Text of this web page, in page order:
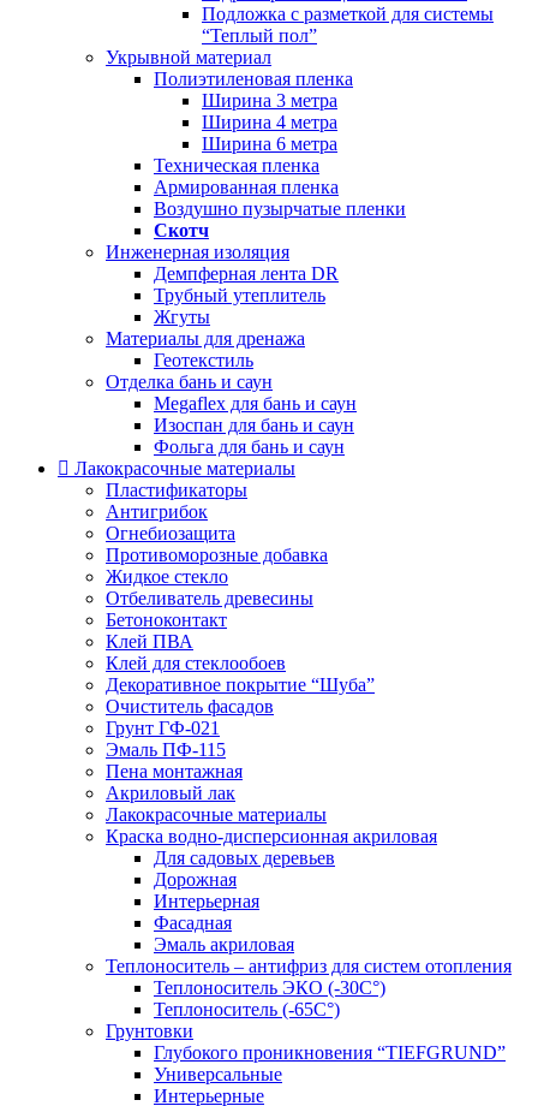
Подложка с разметкой для системы
“Теплый пол”
Укрывной материал
Полиэтиленовая пленка
Ширина 3 метра
Ширина 4 метра
Ширина 6 метра
Техническая пленка
Армированная пленка
Воздушно пузырчатые пленки
Скотч
Инженерная изоляция
Демпферная лента DR
Трубный утеплитель
Жгуты
Материалы для дренажа
Геотекстиль
Отделка бань и саун
Megaflex для бань и саун
Изоспан для бань и саун
Фольга для бань и саун
Лакокрасочные материалы
Пластификаторы
Антигрибок
Огнебиозащита
Противоморозные добавка
Жидкое стекло
Отбеливатель древесины
Бетоноконтакт
Клей ПВА
Клей для стеклообоев
Декоративное покрытие “Шуба”
Очиститель фасадов
Грунт ГФ-021
Эмаль ПФ-115
Пена монтажная
Акриловый лак
Лакокрасочные материалы
Краска водно-дисперсионная акриловая
Для садовых деревьев
Дорожная
Интерьерная
Фасадная
Эмаль акриловая
Теплоноситель – антифриз для систем отопления
Теплоноситель ЭКО (-30С°)
Теплоноситель (-65С°)
Грунтовки
Глубокого проникновения “TIEFGRUND”
Универсальные
Интерьерные